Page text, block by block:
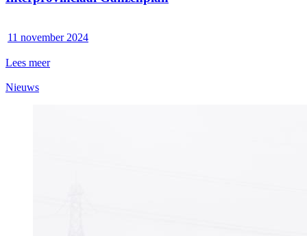
11 november 2024
Lees meer
Nieuws